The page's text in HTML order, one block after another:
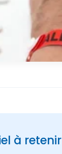
à retenir